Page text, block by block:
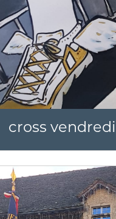
cross vendredi